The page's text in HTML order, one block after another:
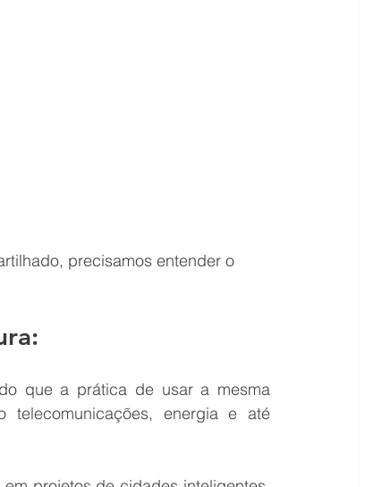
precisamos entender o
que a prática de usar a mesma
telecomunicações, energia e até